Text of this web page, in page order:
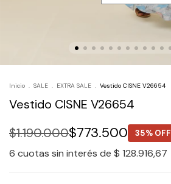
Inicio . SALE . EXTRA SALE . Vestido CISNE V26654
Vestido CISNE V26654
$1.190.000$773.500 35% OFF
6 cuotas sin interés de $ 128.916,67